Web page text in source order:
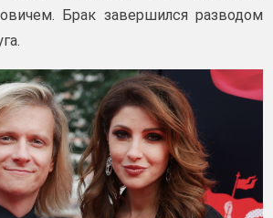
Брак завершился разводом